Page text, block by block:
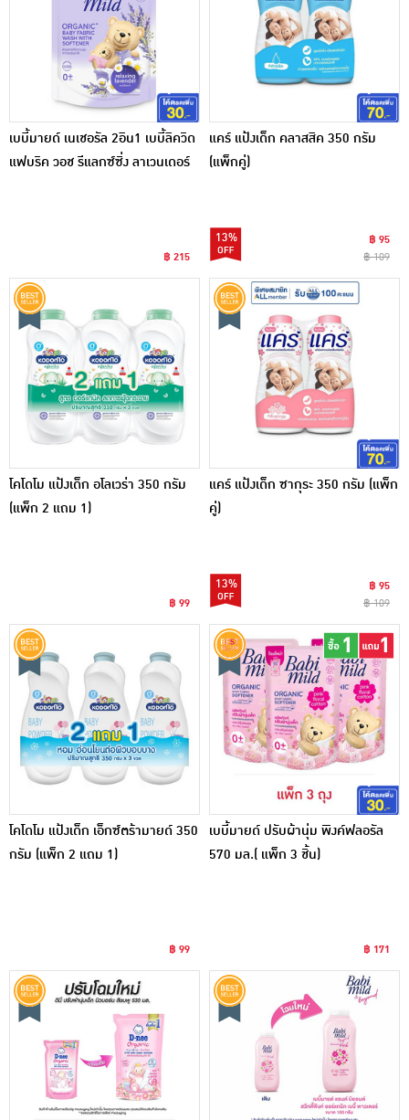
เบบี้มายด์ เนเชอรัล 2อิน1 เบบี้ลิควิด
แฟบริค วอช รีแลกซ์ซิ่ง ลาเวนเดอร์
฿ 215
แคร์ แป้งเด็ก คลาสสิค 350 กรัม
(แพ็กคู่)
13%
฿ 95
฿ 109
โคโดโม แป้งเด็ก อโลเวร่า 350 กรัม
(แพ็ก 2 แถม 1)
฿ 99
แคร์ แป้งเด็ก ซากุระ 350 กรัม (แพ็ก
คู่)
13%
฿ 95
฿ 109
โคโดโม แป้งเด็ก เอ็กซ์ตร้ามายด์ 350
กรัม (แพ็ก 2 แถม 1)
฿ 99
เบบี้มายด์ ปรับผ้านุ่ม พิงค์ฟลอรัล
570 มล.( แพ็ก 3 ชิ้น)
฿ 171